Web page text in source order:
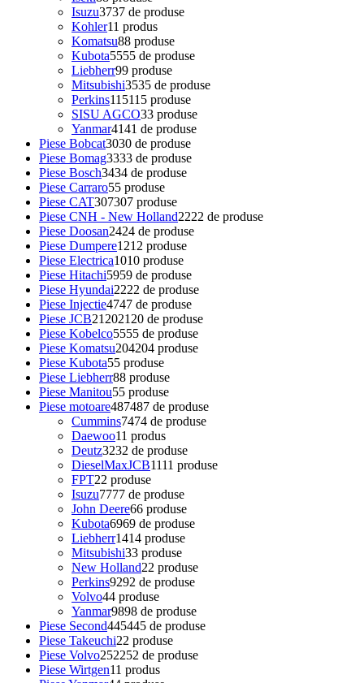
Isuzu3737 de produse
Kohler11 produs
Komatsu88 produse
Kubota5555 de produse
Liebherr99 produse
Mitsubishi3535 de produse
Perkins115115 produse
SISU AGCO33 produse
Yanmar4141 de produse
Piese Bobcat3030 de produse
Piese Bomag3333 de produse
Piese Bosch3434 de produse
Piese Carraro55 produse
Piese CAT307307 produse
Piese CNH - New Holland2222 de produse
Piese Doosan2424 de produse
Piese Dumpere1212 produse
Piese Electrica1010 produse
Piese Hitachi5959 de produse
Piese Hyundai2222 de produse
Piese Injectie4747 de produse
Piese JCB21202120 de produse
Piese Kobelco5555 de produse
Piese Komatsu204204 produse
Piese Kubota55 produse
Piese Liebherr88 produse
Piese Manitou55 produse
Piese motoare487487 de produse
Cummins7474 de produse
Daewoo11 produs
Deutz3232 de produse
DieselMaxJCB1111 produse
FPT22 produse
Isuzu7777 de produse
John Deere66 produse
Kubota6969 de produse
Liebherr1414 produse
Mitsubishi33 produse
New Holland22 produse
Perkins9292 de produse
Volvo44 produse
Yanmar9898 de produse
Piese Second445445 de produse
Piese Takeuchi22 produse
Piese Volvo252252 de produse
Piese Wirtgen11 produs